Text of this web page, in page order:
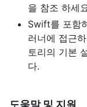
을 참조 하세
Swift를 포함
러너에 접근
토리의 기본
다.
도움말 및 지원